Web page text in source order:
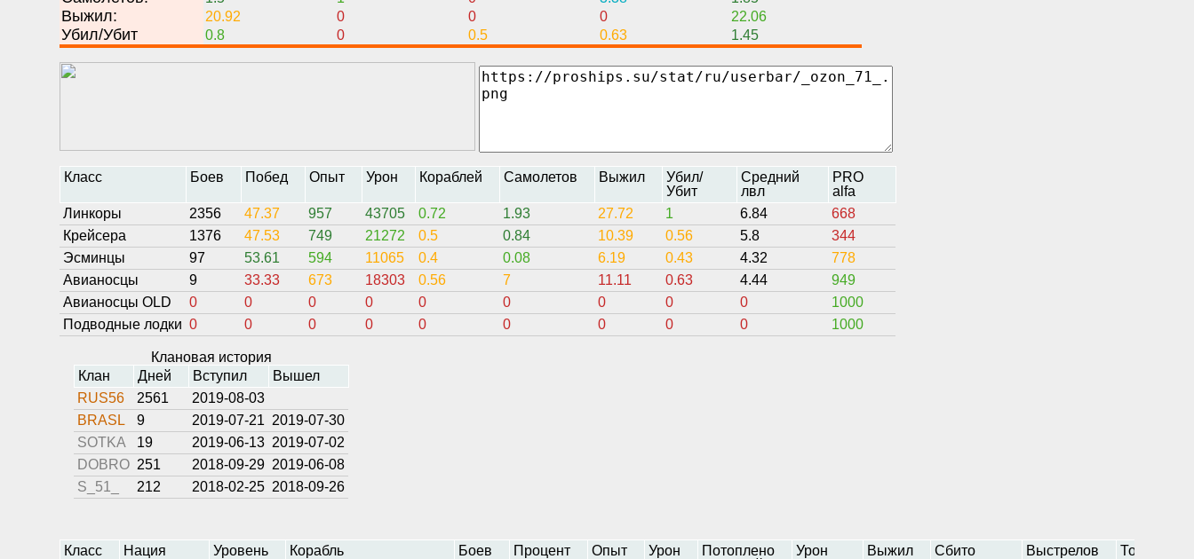
Выжил: 20.92 0 0 0 22.06
Убил/Убит 0.8 0 0.5 0.63 1.45
Класс Боев Побед Опыт Урон Кораблей Самолетов Выжил
Убил/
Убит
Средний
лвл
PRO
alfa
Линкоры
2356 47.37 957 43705 0.72 1.93 27.72 1 6.84
668
Крейсера
1376 47.53 749 21272 0.5 0.84 10.39 0.56 5.8
344
Эсминцы
97 53.61 594 11065 0.4 0.08 6.19 0.43 4.32
778
Авианосцы
9 33.33 673 18303 0.56 7 11.11 0.63 4.44
949
Авианосцы OLD
0 0 0 0 0 0 0 0 0
1000
Подводные лодки 0 0 0 0 0 0 0 0 0 1000
Клановая история
Клан
Дней Вступил
Вышел
RUS56
2561
2019-08-03
BRASL
9 2019-07-21 2019-07-30
SOTKA
19 2019-06-13 2019-07-02
DOBRO 251 2018-09-29 2019-06-08
S_51_
212 2018-02-25 2018-09-26
Класс Нация Уровень Корабль Боев
Процент
Опыт Урон
Потоплено
Урон
Выжил
Сбито
Выстрелов Точность